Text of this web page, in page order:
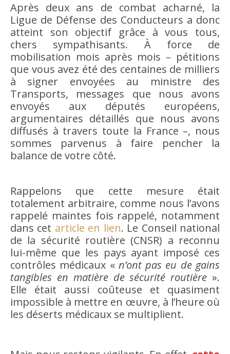
Après deux ans de combat acharné, la
Ligue de Défense des Conducteurs a donc
atteint son objectif grâce à vous tous,
chers sympathisants. À force de
mobilisation mois après mois – pétitions
que vous avez été des centaines de milliers
à signer envoyées au ministre des
Transports, messages que nous avons
envoyés aux députés européens,
argumentaires détaillés que nous avons
diffusés à travers toute la France –, nous
sommes parvenus à faire pencher la
balance de votre côté.
Rappelons que cette mesure était
totalement arbitraire, comme nous l’avons
rappelé maintes fois rappelé, notamment
dans cet article en lien. Le Conseil national
de la sécurité routière (CNSR) a reconnu
lui-même que les pays ayant imposé ces
contrôles médicaux « n’ont pas eu de gains
tangibles en matière de sécurité routière ».
Elle était aussi coûteuse et quasiment
impossible à mettre en œuvre, à l’heure où
les déserts médicaux se multiplient.